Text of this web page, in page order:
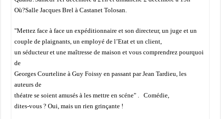
Où?Salle Jacques Brel à Castanet Tolosan.
"Mettez face à face un expéditionnaire et son directeur, un juge et un
couple de plaignants, un employé de l’Etat et un client,
un séducteur et une maîtresse de maison et vous comprendrez pourquoi
de
Georges Courteline à Guy Foissy en passant par Jean Tardieu, les
auteurs de
théatre se soient amusés à les mettre en scéne" . Comédie,
dites-vous ? Oui, mais un rien grinçante !